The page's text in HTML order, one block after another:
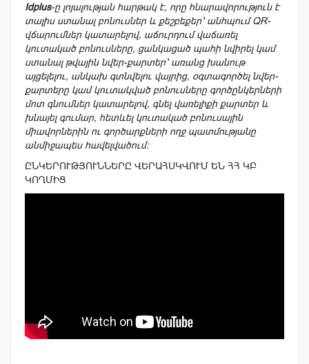
Idplus-ը լոյալության հարթակ է, որը հնարավորություն է
տալիս ստանալ բոնուսներ և քեշբեքեր՝ անհպում QR-
վճարումներ կատարելով, աճուրդում վաճառել
կուտակած բոնուսները, ցանկացած պահի նվիրել կամ
ստանալ թվային նվեր-քարտեր՝ առանց խանութ
այցելելու, անկախ գտնվելու վայրից, օգտագործել նվեր-
քարտերը կամ կուտակված բոնուսները գործընկերների
մոտ գնումներ կատարելով, գնել վառելիքի քարտեր և
խնայել գումար, հետևել կուտակած բոնուսային
միավորներին ու գործարքների ողջ պատմությանը
անմիջապես հավելվածում։
ԸՆԿԵՐՈՒԹՅՈՒՆՆԵՐԸ ՎԵՐԱՀՍԿՎՈՒՄ ԵՆ ՀՀ ԿԲ
ԿՈՂՄԻՑ